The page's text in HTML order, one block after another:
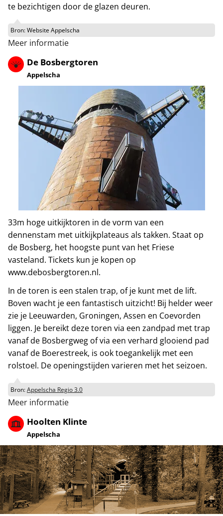
te bezichtigen door de glazen deuren.
Bron:Website Appelscha
Meer informatie
De Bosbergtoren
Appelscha
33m hoge uitkijktoren in de vorm van een
dennenstam met uitkijkplateaus als takken. Staat op
de Bosberg, het hoogste punt van het Friese
vasteland. Tickets kun je kopen op
www.debosbergtoren.nl.
In de toren is een stalen trap, of je kunt met de lift.
Boven wacht je een fantastisch uitzicht! Bij helder weer
zie je Leeuwarden, Groningen, Assen en Coevorden
liggen. Je bereikt deze toren via een zandpad met trap
vanaf de Bosbergweg of via een verhard glooiend pad
vanaf de Boerestreek, is ook toegankelijk met een
rolstoel. De openingstijden varieren met het seizoen.
Bron:Appelscha Regio 3.0
Meer informatie
Hoolten Klinte
Appelscha